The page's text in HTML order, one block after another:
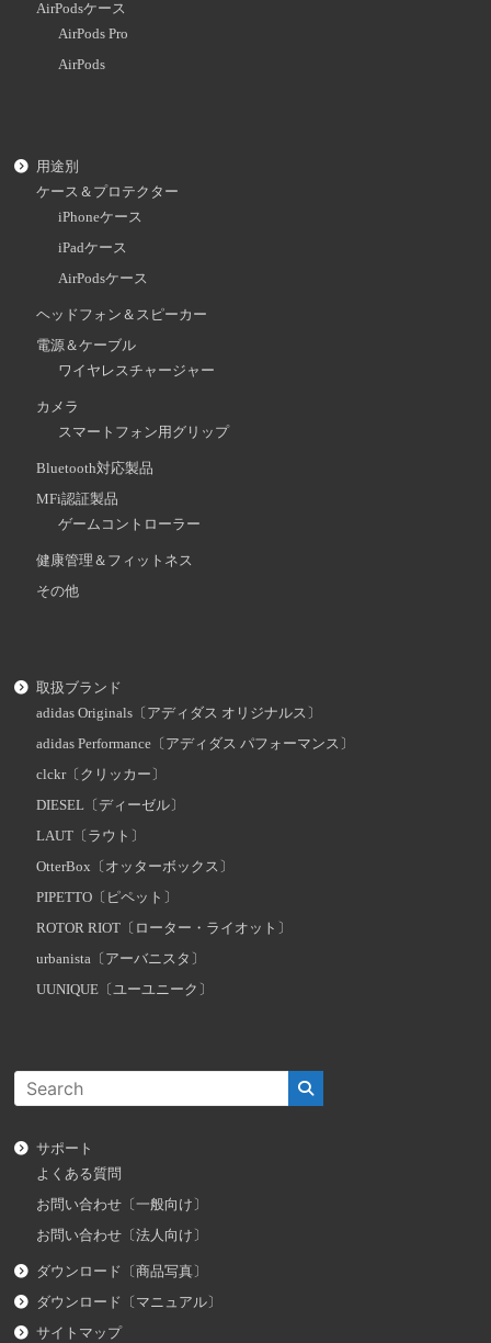
AirPodsケース
AirPods Pro
AirPods
用途別
ケース＆プロテクター
iPhoneケース
iPadケース
AirPodsケース
ヘッドフォン＆スピーカー
電源＆ケーブル
ワイヤレスチャージャー
カメラ
スマートフォン用グリップ
Bluetooth対応製品
MFi認証製品
ゲームコントローラー
健康管理＆フィットネス
その他
取扱ブランド
adidas Originals〔アディダス オリジナルス〕
adidas Performance〔アディダス パフォーマンス〕
clckr〔クリッカー〕
DIESEL〔ディーゼル〕
LAUT〔ラウト〕
OtterBox〔オッターボックス〕
PIPETTO〔ピペット〕
ROTOR RIOT〔ローター・ライオット〕
urbanista〔アーバニスタ〕
UUNIQUE〔ユーユニーク〕
サポート
よくある質問
お問い合わせ〔一般向け〕
お問い合わせ〔法人向け〕
ダウンロード〔商品写真〕
ダウンロード〔マニュアル〕
サイトマップ